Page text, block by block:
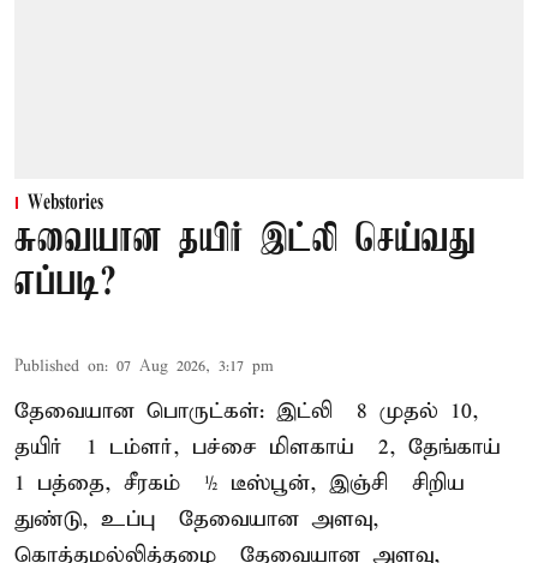
Webstories
சுவையான தயிர் இட்லி செய்வது
எப்படி?
Published on: 07 Aug 2026, 3:17 pm
தேவையான பொருட்கள்: இட்லி – 8 முதல் 10,
தயிர் – 1 டம்ளர், பச்சை மிளகாய் – 2, தேங்காய் –
1 பத்தை, சீரகம் – ½ டீஸ்பூன், இஞ்சி – சிறிய
துண்டு, உப்பு – தேவையான அளவு,
கொத்தமல்லித்தழை – தேவையான அளவு,